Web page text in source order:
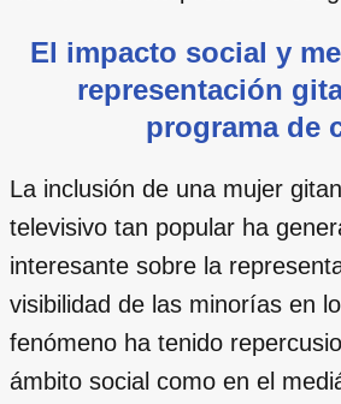
El impacto social y
representación
programa de
La inclusión de una mujer
televisivo tan popular ha
interesante sobre la
visibilidad de las minorías en
fenómeno ha tenido
ámbito social como en el